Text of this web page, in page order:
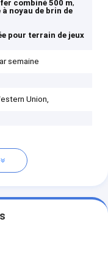
combiné 500 m,
à noyau de brin de
pour terrain de jeux
semaine
Union,